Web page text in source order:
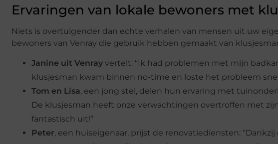
Ervaringen van lokale bewoners met
Niets is overtuigender dan echte verhalen van mensen uit uw
bewoners van Venray die gebruik hebben gemaakt van
Janine uit Venray vertelt: “Ik had problemen met mijn
klusjesman kwam binnen no-time en loste het probleem
Tom en Lisa, een jong stel, delen hun ervaring met
De klusjesman heeft onze verwachtingen overtroffen met
fantastisch uit!”
Peter, een huiseigenaar, prijst de renovatiediensten: